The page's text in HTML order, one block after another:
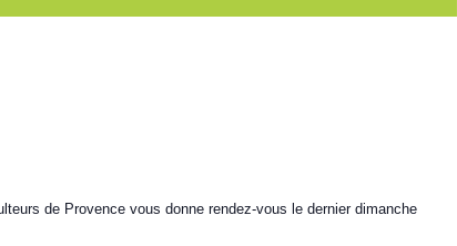
de Provence vous donne rendez-vous le dernier dimanche